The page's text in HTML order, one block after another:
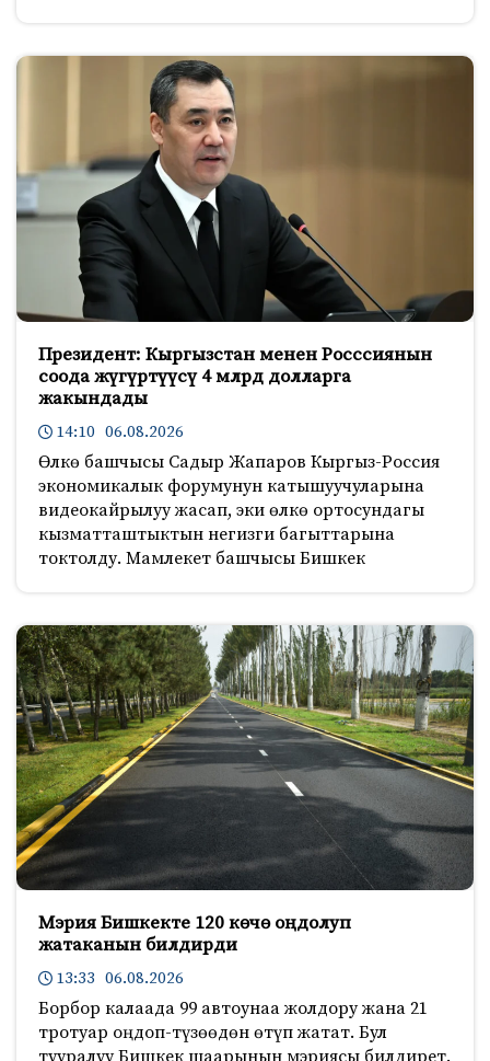
Президент: Кыргызстан менен Росссиянын
соода жүгүртүүсү 4 млрд долларга
жакындады
14:10 06.08.2026
Өлкө башчысы Садыр Жапаров Кыргыз-Россия
экономикалык форумунун катышуучуларына
видеокайрылуу жасап, эки өлкө ортосундагы
кызматташтыктын негизги багыттарына
токтолду. Мамлекет башчысы Бишкек
Мэрия Бишкекте 120 көчө оңдолуп
жатаканын билдирди
13:33 06.08.2026
Борбор калаада 99 автоунаа жолдору жана 21
тротуар оңдоп-түзөөдөн өтүп жатат. Бул